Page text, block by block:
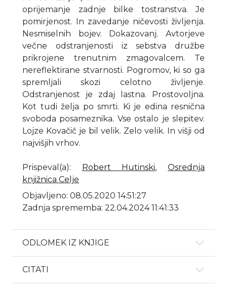
oprijemanje zadnje bilke tostranstva. Je
pomirjenost. In zavedanje ničevosti življenja.
Nesmiselnih bojev. Dokazovanj. Avtorjeve
večne odstranjenosti iz sebstva družbe
prikrojene trenutnim zmagovalcem. Te
nereflektirane stvarnosti. Pogromov, ki so ga
spremljali skozi celotno življenje.
Odstranjenost je zdaj lastna. Prostovoljna.
Kot tudi želja po smrti. Ki je edina resnična
svoboda posameznika. Vse ostalo je slepitev.
Lojze Kovačič je bil velik. Zelo velik. In višji od
najvišjih vrhov.
Prispeval(a): Robert Hutinski,Osrednja
knjižnica Celje
Objavljeno: 08.05.2020 14:51:27
Zadnja sprememba: 22.04.2024 11:41:33
ODLOMEK IZ KNJIGE
CITATI